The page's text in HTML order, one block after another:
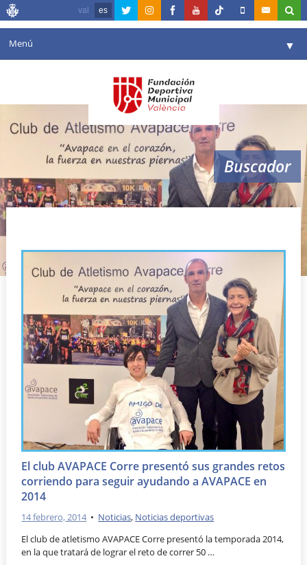
val es
Menú ▼
Agenda
Instalaciones
Comunicación ▼
Valencia en deporte ▼
Buscador
avapace valencia
El club AVAPACE Corre presentó sus grandes retos
corriendo para seguir ayudando a AVAPACE en
2014
14 febrero, 2014 • Noticias, Noticias deportivas
El club de atletismo AVAPACE Corre presentó la temporada 2014,
en la que tratará de lograr el reto de correr 50 …